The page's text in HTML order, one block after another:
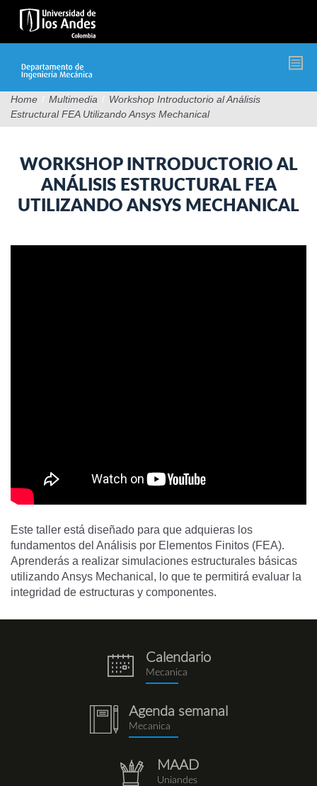
Pasar
contenido
Home / Multimedia / Workshop Introductorio al Análisis
Estructural FEA Utilizando Ansys Mechanical
WORKSHOP INTRODUCTORIO AL
ANÁLISIS ESTRUCTURAL FEA
UTILIZANDO ANSYS MECHANICAL
Este taller está diseñado para que adquieras los
fundamentos del Análisis por Elementos Finitos (FEA).
Aprenderás a realizar simulaciones estructurales básicas
utilizando Ansys Mechanical, lo que te permitirá evaluar la
integridad de estructuras y componentes.
eventos.png
Calendario
Mecanica
notebook
(1).png
Agenda semanal
Mecanica
repositorio.png
MAAD
Uniandes